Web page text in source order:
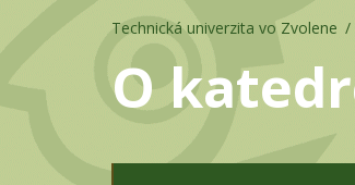
Technická univerzita vo Zvolene
O